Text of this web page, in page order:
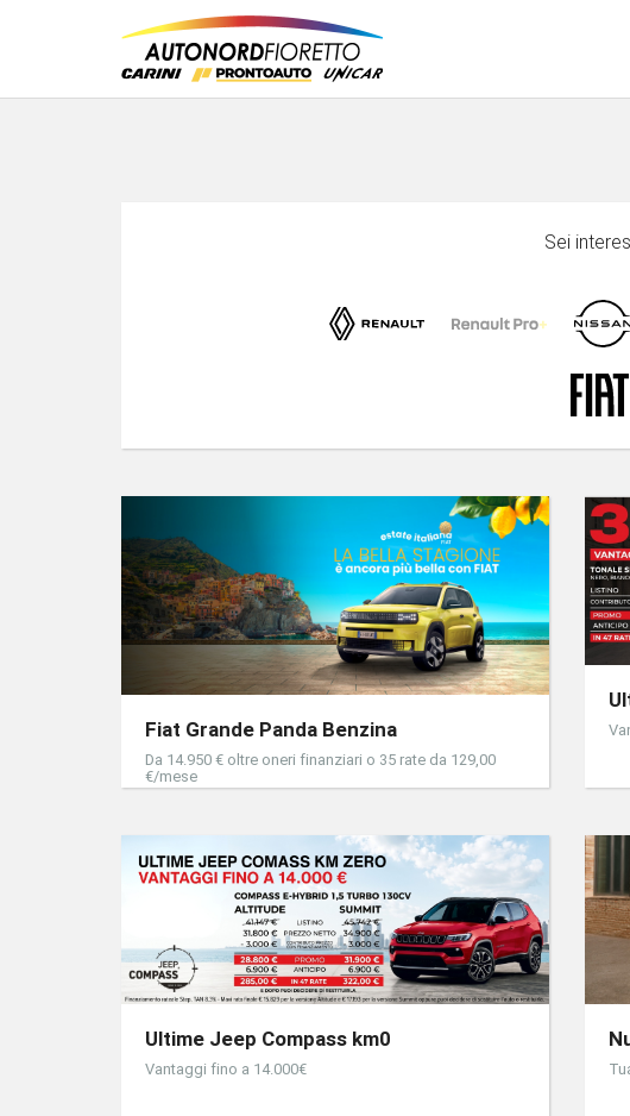
Sei
Fiat Grande Panda Benzina
Da 14.950 € oltre oneri finanziari o 35 rate da 129,00
€/mese
Ultime Jeep Compass km0
Vantaggi fino a 14.000€